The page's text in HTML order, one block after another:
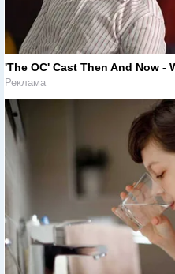
'The OC' Cast Then And Now -
Реклама